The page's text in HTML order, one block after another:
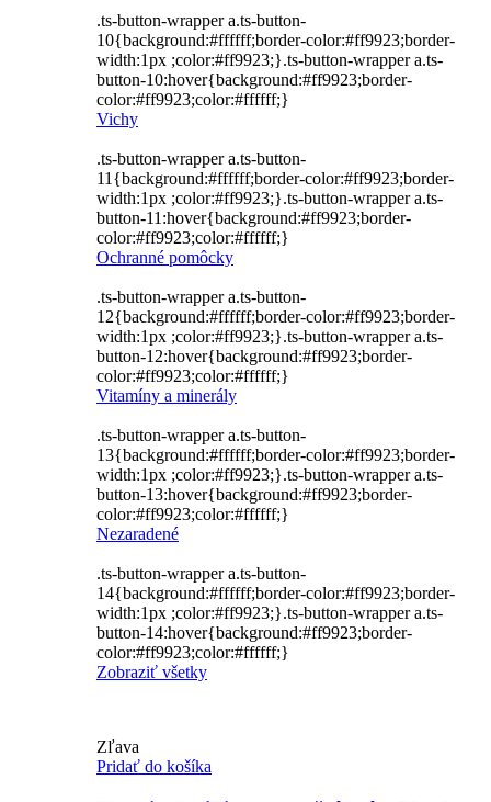
.ts-button-wrapper a.ts-button-
10{background:#ffffff;border-color:#ff9923;border-
width:1px ;color:#ff9923;}.ts-button-wrapper a.ts-
button-10:hover{background:#ff9923;border-
color:#ff9923;color:#ffffff;}
Vichy
.ts-button-wrapper a.ts-button-
11{background:#ffffff;border-color:#ff9923;border-
width:1px ;color:#ff9923;}.ts-button-wrapper a.ts-
button-11:hover{background:#ff9923;border-
color:#ff9923;color:#ffffff;}
Ochranné pomôcky
.ts-button-wrapper a.ts-button-
12{background:#ffffff;border-color:#ff9923;border-
width:1px ;color:#ff9923;}.ts-button-wrapper a.ts-
button-12:hover{background:#ff9923;border-
color:#ff9923;color:#ffffff;}
Vitamíny a minerály
.ts-button-wrapper a.ts-button-
13{background:#ffffff;border-color:#ff9923;border-
width:1px ;color:#ff9923;}.ts-button-wrapper a.ts-
button-13:hover{background:#ff9923;border-
color:#ff9923;color:#ffffff;}
Nezaradené
.ts-button-wrapper a.ts-button-
14{background:#ffffff;border-color:#ff9923;border-
width:1px ;color:#ff9923;}.ts-button-wrapper a.ts-
button-14:hover{background:#ff9923;border-
color:#ff9923;color:#ffffff;}
Zobraziť všetky
Zľava
Pridať do košíka